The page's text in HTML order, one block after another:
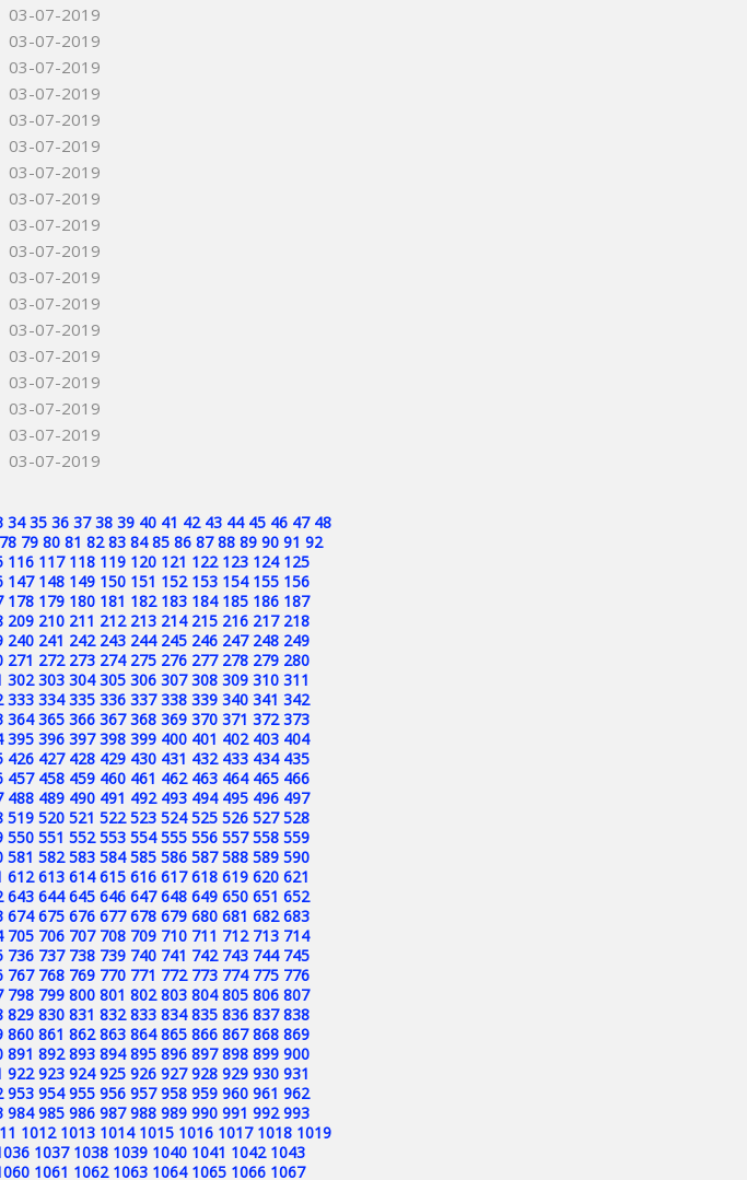
03-07-2019
03-07-2019
03-07-2019
03-07-2019
03-07-2019
03-07-2019
03-07-2019
03-07-2019
03-07-2019
03-07-2019
03-07-2019
03-07-2019
03-07-2019
03-07-2019
03-07-2019
03-07-2019
03-07-2019
03-07-2019
34 35 36 37 38 39 40 41 42 43 44 45 46 47 48
78 79 80 81 82 83 84 85 86 87 88 89 90 91 92
116 117 118 119 120 121 122 123 124 125
147 148 149 150 151 152 153 154 155 156
178 179 180 181 182 183 184 185 186 187
209 210 211 212 213 214 215 216 217 218
240 241 242 243 244 245 246 247 248 249
271 272 273 274 275 276 277 278 279 280
302 303 304 305 306 307 308 309 310 311
333 334 335 336 337 338 339 340 341 342
364 365 366 367 368 369 370 371 372 373
395 396 397 398 399 400 401 402 403 404
426 427 428 429 430 431 432 433 434 435
457 458 459 460 461 462 463 464 465 466
488 489 490 491 492 493 494 495 496 497
519 520 521 522 523 524 525 526 527 528
550 551 552 553 554 555 556 557 558 559
581 582 583 584 585 586 587 588 589 590
612 613 614 615 616 617 618 619 620 621
643 644 645 646 647 648 649 650 651 652
674 675 676 677 678 679 680 681 682 683
705 706 707 708 709 710 711 712 713 714
736 737 738 739 740 741 742 743 744 745
767 768 769 770 771 772 773 774 775 776
798 799 800 801 802 803 804 805 806 807
829 830 831 832 833 834 835 836 837 838
860 861 862 863 864 865 866 867 868 869
891 892 893 894 895 896 897 898 899 900
922 923 924 925 926 927 928 929 930 931
953 954 955 956 957 958 959 960 961 962
984 985 986 987 988 989 990 991 992 993
1012 1013 1014 1015 1016 1017 1018 1019
1037 1038 1039 1040 1041 1042 1043
1061 1062 1063 1064 1065 1066 1067